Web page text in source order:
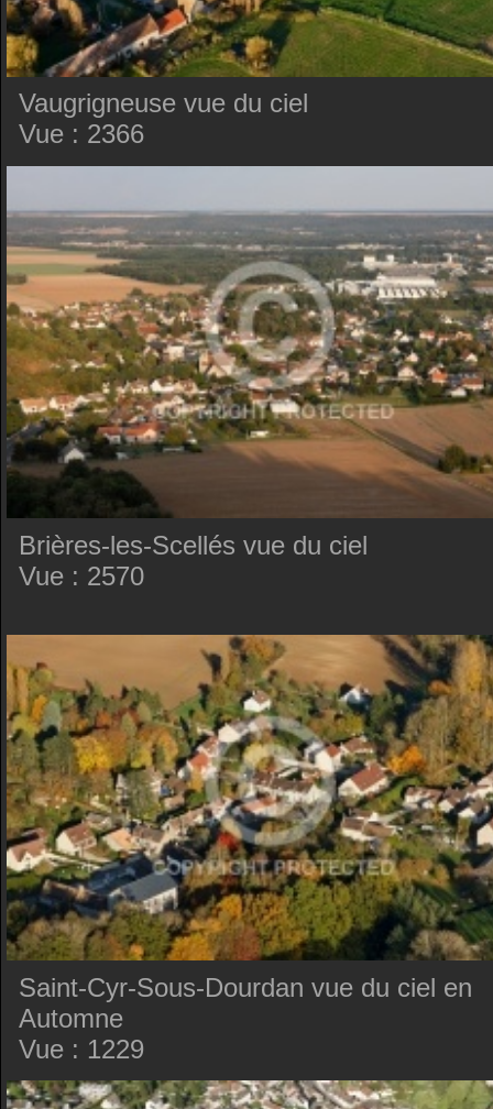
Vaugrigneuse vue du ciel
Vue : 2366
Brières-les-Scellés vue du ciel
Vue : 2570
Saint-Cyr-Sous-Dourdan vue du ciel en
Automne
Vue : 1229